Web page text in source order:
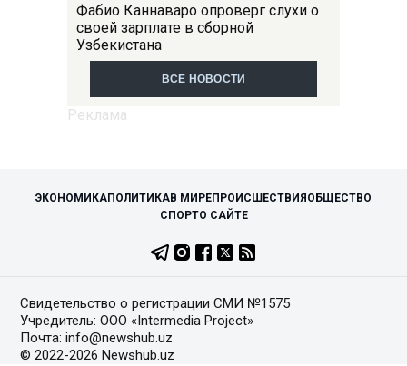
Фабио Каннаваро опроверг слухи о
своей зарплате в сборной
Узбекистана
ВСЕ НОВОСТИ
ЭКОНОМИКАПОЛИТИКАВ МИРЕПРОИСШЕСТВИЯОБЩЕСТВО
СПОРТО САЙТЕ
Свидетельство о регистрации СМИ №1575
Учредитель: ООО «Intermedia Project»
Почта: info@newshub.uz
© 2022-2026 Newshub.uz